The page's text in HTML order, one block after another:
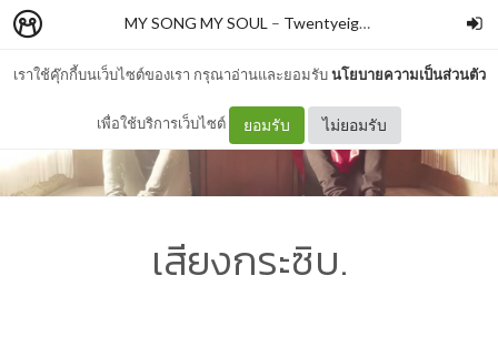
เราใช้คุ๊กกี้บนเว็บไซต์ของเรา กรุณาอ่านและยอมรับนโยบายความเป็นส่วนตัว
เพื่อใช้บริการเว็บไซต์ ยอมรับ ไม่ยอมรับ
MY SONG MY SOUL – Twentyeight_A
เสียงกระซิบ.